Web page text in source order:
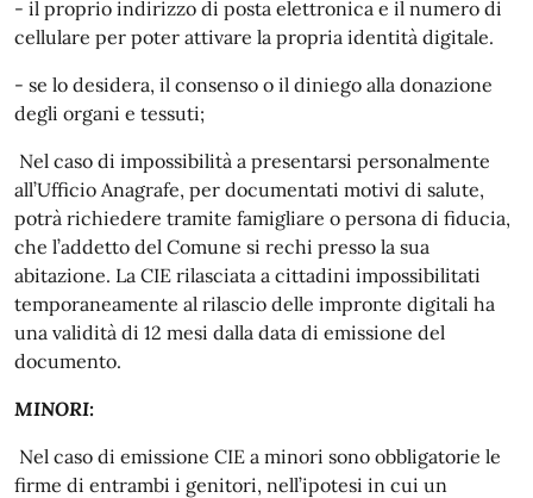
- il proprio indirizzo di posta elettronica e il numero di
cellulare per poter attivare la propria identità digitale.
- se lo desidera, il consenso o il diniego alla donazione
degli organi e tessuti;
Nel caso di impossibilità a presentarsi personalmente
all’Ufficio Anagrafe, per documentati motivi di salute,
potrà richiedere tramite famigliare o persona di fiducia,
che l’addetto del Comune si rechi presso la sua
abitazione. La CIE rilasciata a cittadini impossibilitati
temporaneamente al rilascio delle impronte digitali ha
una validità di 12 mesi dalla data di emissione del
documento.
MINORI:
Nel caso di emissione CIE a minori sono obbligatorie le
firme di entrambi i genitori, nell’ipotesi in cui un